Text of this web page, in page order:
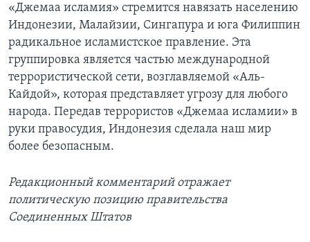
«Джемаа исламия» стремится навязать населению
Индонезии, Малайзии, Сингапура и юга Филиппин
радикальное исламистское правление. Эта
группировка является частью международной
террористической сети, возглавляемой «Аль-
Кайдой», которая представляет угрозу для любого
народа. Передав террористов «Джемаа исламии» в
руки правосудия, Индонезия сделала наш мир
более безопасным.
Редакционный комментарий отражает
политическую позицию правительства
Соединенных Штатов